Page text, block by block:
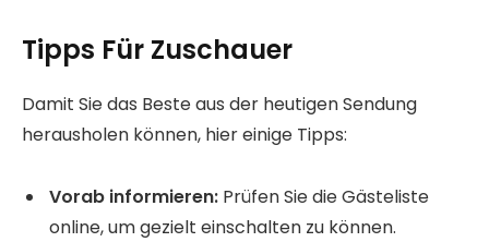
Tipps Für Zuschauer
Damit Sie das Beste aus der heutigen Sendung
herausholen können, hier einige Tipps:
Vorab informieren: Prüfen Sie die Gästeliste
online, um gezielt einschalten zu können.